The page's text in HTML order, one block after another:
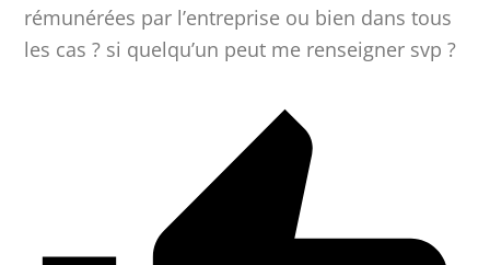
rémunérées par l’entreprise ou bien dans tous
les cas ? si quelqu’un peut me renseigner svp ?